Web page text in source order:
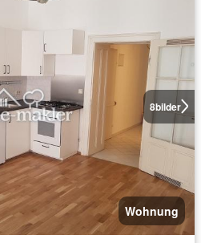
8bilder
Wohnung